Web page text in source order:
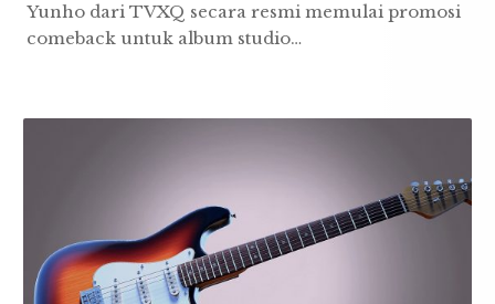
Yunho dari TVXQ secara resmi memulai promosi
comeback untuk album studio…